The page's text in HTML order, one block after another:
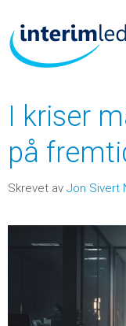
I kriser
på
Skrevet av Jon Sivert